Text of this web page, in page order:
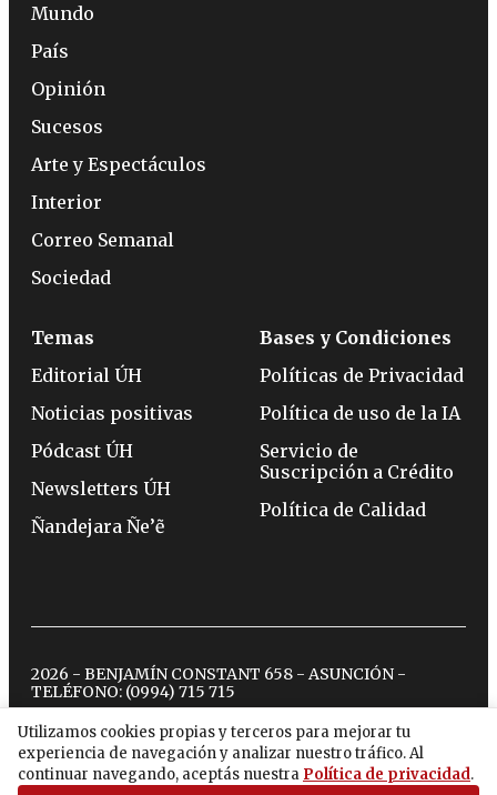
Utilizamos cookies propias y terceros para mejorar tu
experiencia de navegación y analizar nuestro tráfico. Al
continuar navegando, aceptás nuestra Política de privacidad.
Mundo
País
Opinión
Sucesos
Arte y Espectáculos
Interior
Correo Semanal
Sociedad
Temas
Editorial ÚH
Noticias positivas
Pódcast ÚH
Newsletters ÚH
Ñandejara Ñe’ẽ
Bases y Condiciones
Políticas de Privacidad
Política de uso de la IA
Servicio de
Suscripción a Crédito
Política de Calidad
2026 - BENJAMÍN CONSTANT 658 - ASUNCIÓN -
TELÉFONO: (0994) 715 715
twitterinstagram
facebook
tiktokyoutubespotify